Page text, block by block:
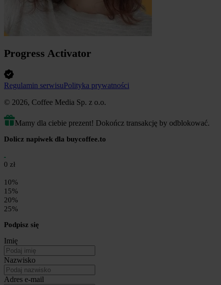
Progress Activator
Regulamin serwisuPolityka prywatności
© 2026, Coffee Media Sp. z o.o.
Mamy dla ciebie prezent! Dokończ transakcję by odblokować.
Dolicz napiwek dla buycoffee.to
0 zł
10%
15%
20%
25%
Podpisz się
Imię
Nazwisko
Adres e-mail